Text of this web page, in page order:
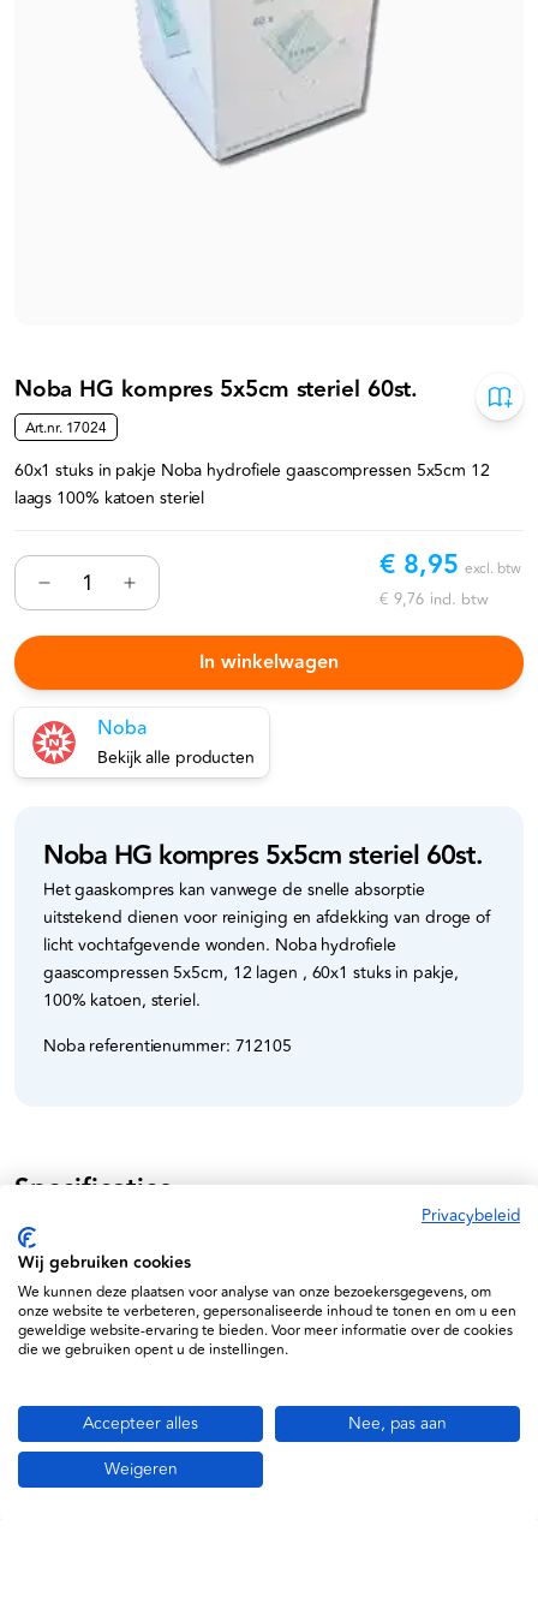
Noba HG kompres 5x5cm steriel 60st.
Art.nr. 17024
60x1 stuks in pakje Noba hydrofiele gaascompressen 5x5cm 12
laags 100% katoen steriel
€ 8,95 excl. btw
€ 9,76 incl. btw
In winkelwagen
Noba
Bekijk alle producten
Noba HG kompres 5x5cm steriel 60st.
Het gaaskompres kan vanwege de snelle absorptie
uitstekend dienen voor reiniging en afdekking van droge of
licht vochtafgevende wonden. Noba hydrofiele
gaascompressen 5x5cm, 12 lagen , 60x1 stuks in pakje,
100% katoen, steriel.
Noba referentienummer: 712105
Specificaties
4031815791520
N712105
Privacybeleid
Wij gebruiken cookies
We kunnen deze plaatsen voor analyse van onze bezoekersgegevens, om
onze website te verbeteren, gepersonaliseerde inhoud te tonen en om u een
geweldige website-ervaring te bieden. Voor meer informatie over de cookies
die we gebruiken opent u de instellingen.
Accepteer alles
Nee, pas aan
Weigeren